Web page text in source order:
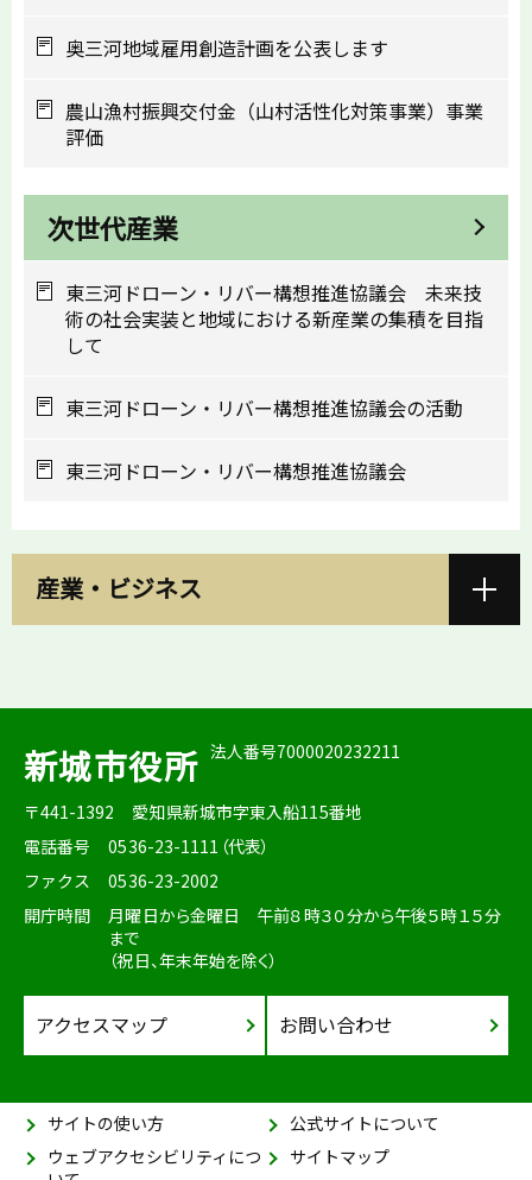
奥三河地域雇用創造計画を公表します
農山漁村振興交付金（山村活性化対策事業）事業
評価
次世代産業
東三河ドローン・リバー構想推進協議会 未来技
術の社会実装と地域における新産業の集積を目指
して
東三河ドローン・リバー構想推進協議会の活動
東三河ドローン・リバー構想推進協議会
産業・ビジネス
新城市役所 法人番号7000020232211
〒441-1392
愛知県新城市字東入船115番地
電話番号
0536-23-1111（代表）
ファクス
0536-23-2002
開庁時間
月曜日から金曜日 午前８時３０分から午後５時１５分
まで
（祝日、年末年始を除く）
アクセスマップ お問い合わせ
サイトの使い方
公式サイトについて
ウェブアクセシビリティにつ
サイトマップ